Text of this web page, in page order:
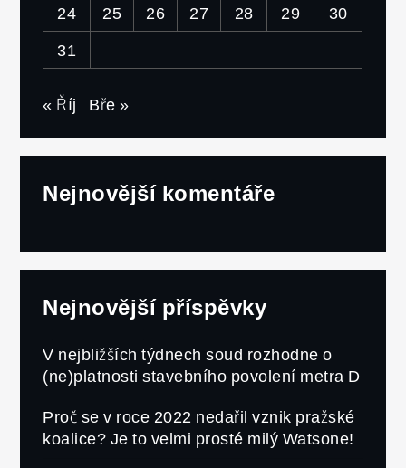
24
25 26 27 28 29
30
31
« Říj Bře »
Nejnovější komentáře
Nejnovější příspěvky
V nejbližších týdnech soud rozhodne o
(ne)platnosti stavebního povolení metra D
Proč se v roce 2022 nedařil vznik pražské
koalice? Je to velmi prosté milý Watsone!